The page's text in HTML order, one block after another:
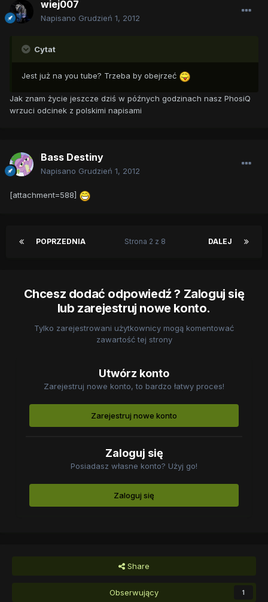
wiej007
Napisano Grudzień 1, 2012
Cytat
Jest już na you tube? Trzeba by obejrzeć
Jak znam życie jeszcze dziś w późnych godzinach nasz PhosiQ
wrzuci odcinek z polskimi napisami
Bass Destiny
Napisano Grudzień 1, 2012
[attachment=588]
POPRZEDNIA DALEJ
Strona 2 z 8
Chcesz dodać odpowiedź ? Zaloguj się
lub zarejestruj nowe konto.
Tylko zarejestrowani użytkownicy mogą komentować
zawartość tej strony
Utwórz konto
Zarejestruj nowe konto, to bardzo łatwy proces!
Zarejestruj nowe konto
Zaloguj się
Posiadasz własne konto? Użyj go!
Zaloguj się
Share
Obserwujący 1